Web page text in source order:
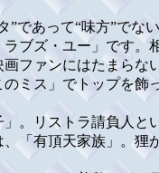
であって“味方”でない
ズ・ユー」です。
ファンにはたまらな
ミス」でトップを飾
リストラ請負人と
「有頂天家族」。狸